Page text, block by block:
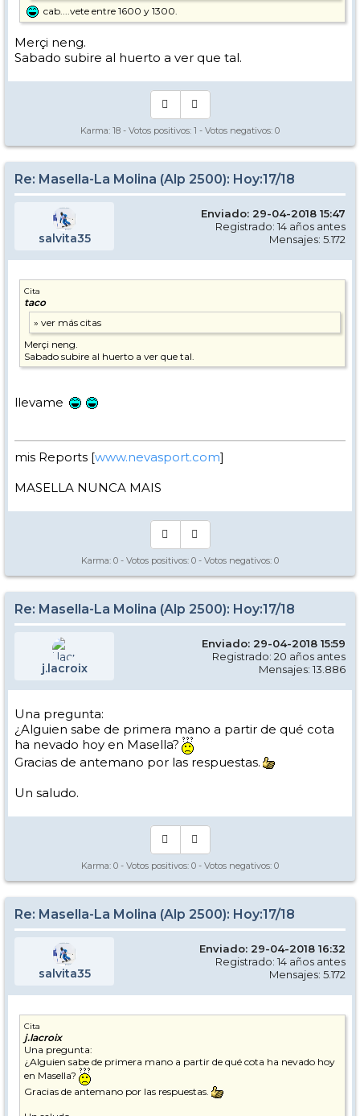
cab....vete entre 1600 y 1300.
Merçi neng.
Sabado subire al huerto a ver que tal.
Karma: 18 - Votos positivos: 1 - Votos negativos: 0
Re: Masella-La Molina (Alp 2500): Hoy:17/18
salvita35
Enviado: 29-04-2018 15:47
Registrado: 14 años antes
Mensajes: 5.172
Cita
taco
Merçi neng.
Sabado subire al huerto a ver que tal.
llevame
mis Reports [www.nevasport.com]
MASELLA NUNCA MAIS
Karma: 0 - Votos positivos: 0 - Votos negativos: 0
Re: Masella-La Molina (Alp 2500): Hoy:17/18
j.lacroix
Enviado: 29-04-2018 15:59
Registrado: 20 años antes
Mensajes: 13.886
Una pregunta:
¿Alguien sabe de primera mano a partir de qué cota
ha nevado hoy en Masella?
Gracias de antemano por las respuestas.
Un saludo.
Karma: 0 - Votos positivos: 0 - Votos negativos: 0
Re: Masella-La Molina (Alp 2500): Hoy:17/18
salvita35
Enviado: 29-04-2018 16:32
Registrado: 14 años antes
Mensajes: 5.172
Cita
j.lacroix
Una pregunta:
¿Alguien sabe de primera mano a partir de qué cota ha nevado hoy
en Masella?
Gracias de antemano por las respuestas.